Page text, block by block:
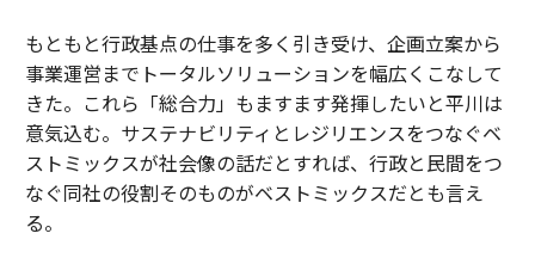
もともと行政基点の仕事を多く引き受け、企画立案から
事業運営までトータルソリューションを幅広くこなして
きた。これら「総合力」もますます発揮したいと平川は
意気込む。サステナビリティとレジリエンスをつなぐベ
ストミックスが社会像の話だとすれば、行政と民間をつ
なぐ同社の役割そのものがベストミックスだとも言え
る。